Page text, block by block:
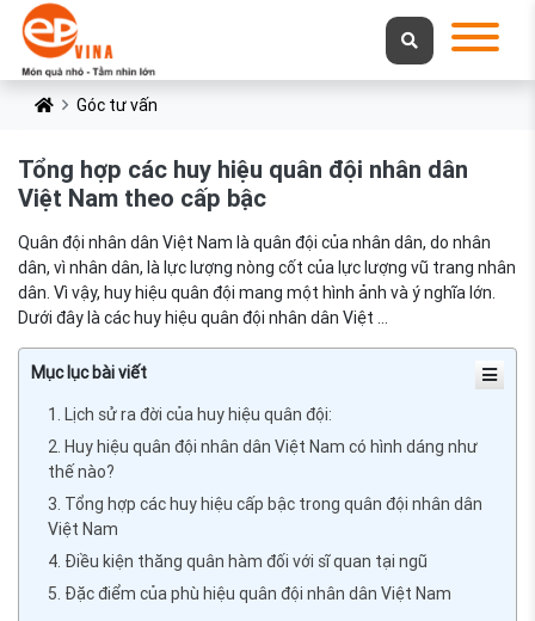
Góc tư vấn
Tổng hợp các huy hiệu quân đội nhân dân
Việt Nam theo cấp bậc
Quân đội nhân dân Việt Nam là quân đội của nhân dân, do nhân
dân, vì nhân dân, là lực lượng nòng cốt của lực lượng vũ trang nhân
dân. Vì vậy, huy hiệu quân đội mang một hình ảnh và ý nghĩa lớn.
Dưới đây là các huy hiệu quân đội nhân dân Việt ...
Mục lục bài viết
1. Lịch sử ra đời của huy hiệu quân đội:
2. Huy hiệu quân đội nhân dân Việt Nam có hình dáng như
thế nào?
3. Tổng hợp các huy hiệu cấp bậc trong quân đội nhân dân
Việt Nam
4. Điều kiện thăng quân hàm đối với sĩ quan tại ngũ
5. Đặc điểm của phù hiệu quân đội nhân dân Việt Nam